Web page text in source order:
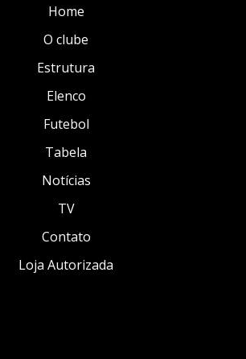
Home
O clube
Estrutura
Elenco
Futebol
Tabela
Notícias
TV
Contato
Loja Autorizada